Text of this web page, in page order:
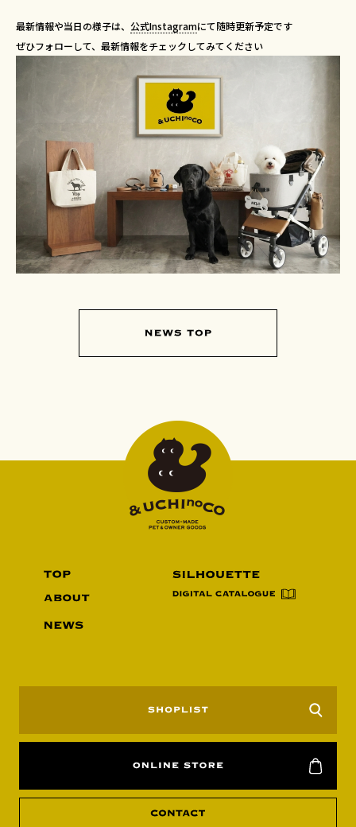
最新情報や当日の様子は、 公式Instagramにて随時更新予定です
ぜひフォローして、最新情報をチェックしてみてください